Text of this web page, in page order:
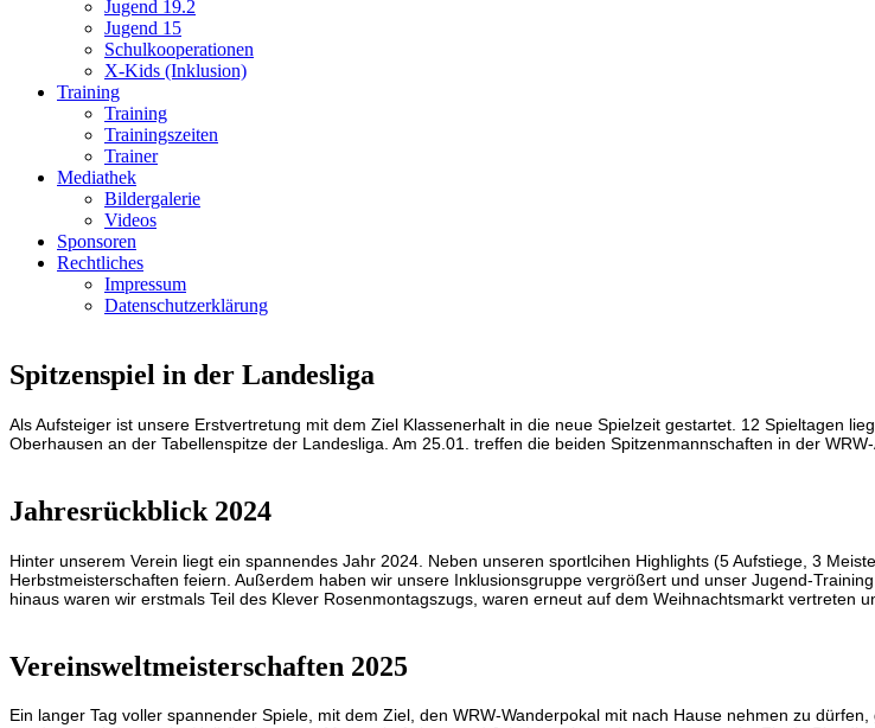
Jugend 19.2
Jugend 15
Schulkooperationen
X-Kids (Inklusion)
Training
Training
Trainingszeiten
Trainer
Mediathek
Bildergalerie
Videos
Sponsoren
Rechtliches
Impressum
Datenschutzerklärung
Spitzenspiel in der Landesliga
Als Aufsteiger ist unsere Erstvertretung mit dem Ziel Klassenerhalt in die neue Spielzeit gestartet. 12 Spieltagen
Oberhausen an der Tabellenspitze der Landesliga. Am 25.01. treffen die beiden Spitzenmannschaften in der
Jahresrückblick 2024
Hinter unserem Verein liegt ein spannendes Jahr 2024. Neben unseren sportlcihen Highlights (5 Aufstiege, 3
Herbstmeisterschaften feiern. Außerdem haben wir unsere Inklusionsgruppe vergrößert und unser Jugend-
hinaus waren wir erstmals Teil des Klever Rosenmontagszugs, waren erneut auf dem Weihnachtsmarkt
Vereinsweltmeisterschaften 2025
Ein langer Tag voller spannender Spiele, mit dem Ziel, den WRW-Wanderpokal mit nach Hause nehmen zu